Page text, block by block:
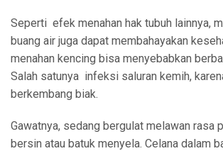
Seperti efek menahan hak tubuh lainnya,
buang air juga dapat membahayakan
menahan kencing bisa menyebabkan
Salah satunya infeksi saluran kemih,
berkembang biak.
Gawatnya, sedang bergulat melawan rasa
bersin atau batuk menyela. Celana dalam